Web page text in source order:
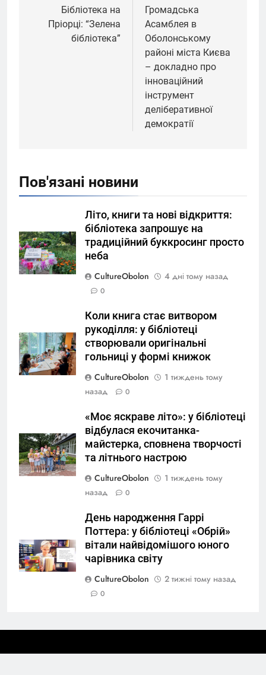
записівБібліотека на
Пріорці: “Зелена
бібліотека”
Громадська
Асамблея в
Оболонському
районі міста Києва
– докладно про
інноваційний
інструмент
деліберативної
демократії
Пов'язані новини
Літо, книги та нові відкриття:
бібліотека запрошує на
традиційний буккросинг просто
неба
CultureObolon
4 дні тому назад
0
Коли книга стає витвором
рукоділля: у бібліотеці
створювали оригінальні
гольниці у формі книжок
CultureObolon
1 тиждень тому
назад
0
«Моє яскраве літо»: у бібліотеці
відбулася екочитанка-
майстерка, сповнена творчості
та літнього настрою
CultureObolon
1 тиждень тому
назад
0
День народження Гаррі
Поттера: у бібліотеці «Обрій»
вітали найвідомішого юного
чарівника світу
CultureObolon
2 тижні тому назад
0